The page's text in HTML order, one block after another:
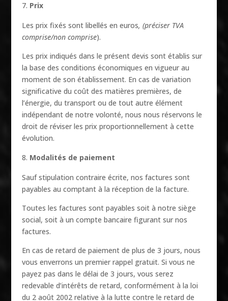
Prix
Les prix fixés sont libellés en euros, (préciser TVA
comprise/non comprise).
Les prix indiqués dans le présent devis sont établis sur
la base des conditions économiques en vigueur au
moment de son établissement. En cas de variation
significative du coût des matières premières, de
l’énergie, du transport ou de tout autre élément
indépendant de notre volonté, nous nous réservons le
droit de réviser les prix proportionnellement à cette
évolution.
Modalités de paiement
Sauf stipulation contraire écrite, nos factures sont
payables au comptant à la réception de la facture.
Toutes les factures sont payables soit à notre siège
social, soit à un compte bancaire figurant sur nos
factures.
En cas de retard de paiement de plus de 3 jours, nous
vous enverrons un premier rappel gratuit. Si vous ne
payez pas dans le délai de 3 jours, vous serez
redevable d’intérêts de retard, conformément à la loi
du 2 août 2002 relative à la lutte contre le retard de